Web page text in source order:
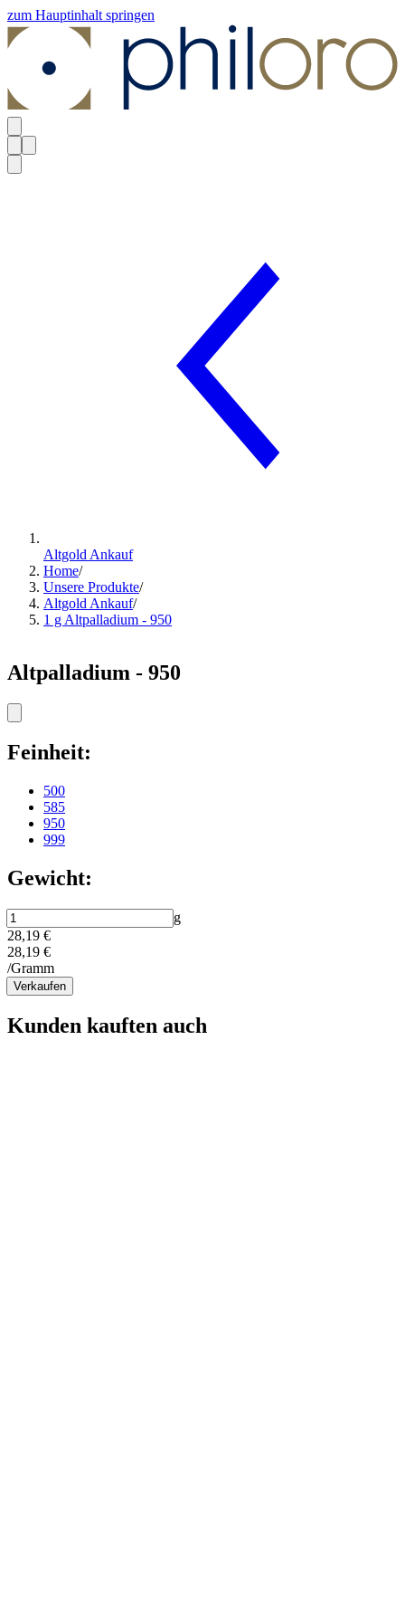
zum Hauptinhalt springen
Altgold Ankauf
Home/
Unsere Produkte/
Altgold Ankauf/
1 g Altpalladium - 950
Altpalladium - 950
Feinheit:
500
585
950
999
Gewicht:
g
28,19 €
28,19 €
/Gramm
Verkaufen
Kunden kauften auch